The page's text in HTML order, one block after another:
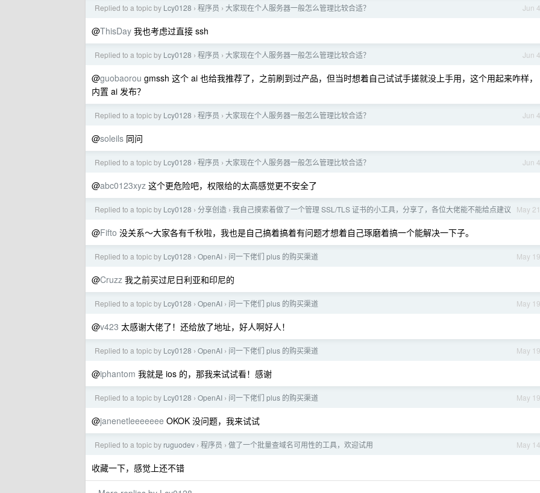
Jun 4
Replied to a topic by Lcy0128 › 程序员 › 大家现在个人服务器一般怎么管理比较合适？
@ThisDay 我也考虑过直接 ssh
Jun 4
Replied to a topic by Lcy0128 › 程序员 › 大家现在个人服务器一般怎么管理比较合适？
@guobaorou gmssh 这个 ai 也给我推荐了，之前刷到过产品，但当时想着自己试试手搓就没上手用，这个用起来咋样，
内置 ai 发布？
Jun 4
Replied to a topic by Lcy0128 › 程序员 › 大家现在个人服务器一般怎么管理比较合适？
@soleils 同问
Jun 4
Replied to a topic by Lcy0128 › 程序员 › 大家现在个人服务器一般怎么管理比较合适？
@abc0123xyz 这个更危险吧，权限给的太高感觉更不安全了
May 21
Replied to a topic by Lcy0128 › 分享创造 › 我自己摸索着做了一个管理 SSL/TLS 证书的小工具，分享了，各位大佬能不能给点建议
@Fifto 没关系～大家各有千秋啦，我也是自己搞着搞着有问题才想着自己琢磨着搞一个能解决一下子。
May 19
Replied to a topic by Lcy0128 › OpenAI › 问一下佬们 plus 的购买渠道
@Cruzz 我之前买过尼日利亚和印尼的
May 19
Replied to a topic by Lcy0128 › OpenAI › 问一下佬们 plus 的购买渠道
@v423 太感谢大佬了！还给放了地址，好人啊好人！
May 19
Replied to a topic by Lcy0128 › OpenAI › 问一下佬们 plus 的购买渠道
@iphantom 我就是 ios 的，那我来试试看！感谢
May 19
Replied to a topic by Lcy0128 › OpenAI › 问一下佬们 plus 的购买渠道
@janenetleeeeeee OKOK 没问题，我来试试
May 14
Replied to a topic by ruguodev › 程序员 › 做了一个批量查域名可用性的工具，欢迎试用
收藏一下，感觉上还不错